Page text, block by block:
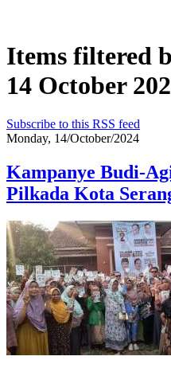
Items filtered
14 October
Subscribe to this RSS feed
Monday, 14/October/2024
Kampanye Budi-
Pilkada Kota